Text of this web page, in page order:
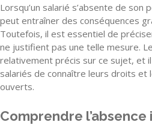
Lorsqu’un salarié s’absente de son
peut entraîner des conséquences
Toutefois, il est essentiel de
ne justifient pas une telle mesure.
relativement précis sur ce sujet, et
salariés de connaître leurs droits et
ouverts.
Comprendre l’absence